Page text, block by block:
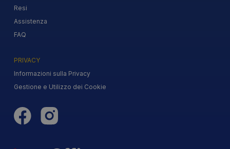
Resi
Assistenza
FAQ
PRIVACY
Informazioni sulla Privacy
Gestione e Utilizzo dei Cookie